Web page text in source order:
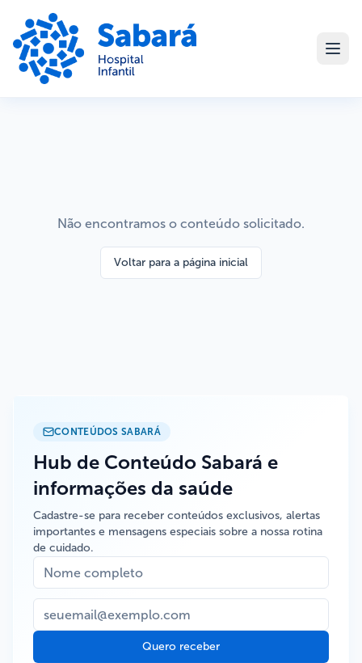
Não encontramos o conteúdo solicitado.
Voltar para a página inicial
CONTEÚDOS SABARÁ
Hub de Conteúdo Sabará e
informações da saúde
Cadastre-se para receber conteúdos exclusivos, alertas
importantes e mensagens especiais sobre a nossa rotina
de cuidado.
Quero receber